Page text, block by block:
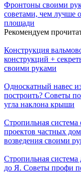
Фронтоны своими
советами, чем лучше
площади
Рекомендуем
Конструкция
конструкций +
своими руками
Односкатный навес
построить? Советы
угла наклона крыши
Стропильная
проектов частных
возведения своими
Стропильная
до Я. Советы профи